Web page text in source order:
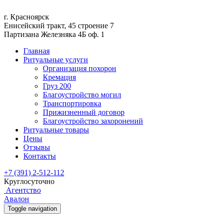
г. Красноярск
Енисейский тракт, 45 строение 7
Партизана Железняка 4Б оф. 1
Главная
Ритуальные услуги
Организация похорон
Кремация
Груз 200
Благоустройство могил
Транспортировка
Прижизненный договор
Благоустройство захоронений
Ритуальные товары
Цены
Отзывы
Контакты
+7 (391) 2-512-112
Круглосуточно
Агентство
Авалон
Toggle navigation